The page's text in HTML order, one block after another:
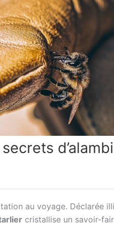
au voyage. Déclarée
cristallise un savoir-